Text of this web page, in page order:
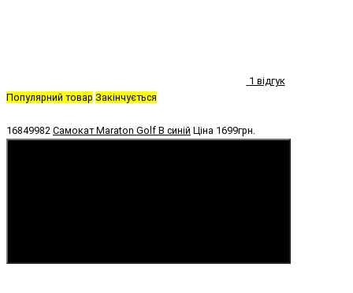
1 відгук
Популярний товар Закінчується
16849982 Самокат Maraton Golf B синій Ціна 1699грн.